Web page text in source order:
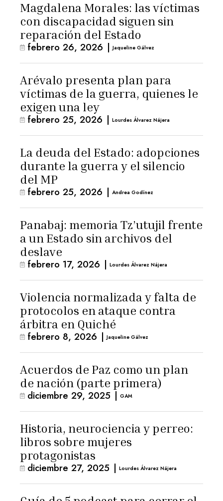
Magdalena Morales: las víctimas
con discapacidad siguen sin
reparación del Estado
febrero 26, 2026 | Jaqueline Gálvez
Arévalo presenta plan para
víctimas de la guerra, quienes le
exigen una ley
febrero 25, 2026 | Lourdes Álvarez Nájera
La deuda del Estado: adopciones
durante la guerra y el silencio
del MP
febrero 25, 2026 | Andrea Godínez
Panabaj: memoria Tz’utujil frente
a un Estado sin archivos del
deslave
febrero 17, 2026 | Lourdes Álvarez Nájera
Violencia normalizada y falta de
protocolos en ataque contra
árbitra en Quiché
febrero 8, 2026 | Jaqueline Gálvez
Acuerdos de Paz como un plan
de nación (parte primera)
diciembre 29, 2025 | GAM
Historia, neurociencia y perreo:
libros sobre mujeres
protagonistas
diciembre 27, 2025 | Lourdes Álvarez Nájera